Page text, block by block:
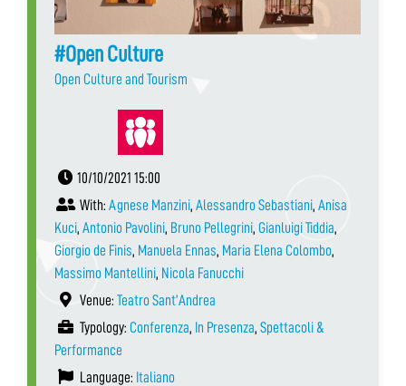
#Open Culture
Open Culture and Tourism
10/10/2021 15:00
With: Agnese Manzini, Alessandro Sebastiani, Anisa
Kuci, Antonio Pavolini, Bruno Pellegrini, Gianluigi Tiddia,
Giorgio de Finis, Manuela Ennas, Maria Elena Colombo,
Massimo Mantellini, Nicola Fanucchi
Venue: Teatro Sant’Andrea
Typology: Conferenza, In Presenza, Spettacoli &
Performance
Language: Italiano